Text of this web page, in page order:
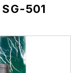
SG-501